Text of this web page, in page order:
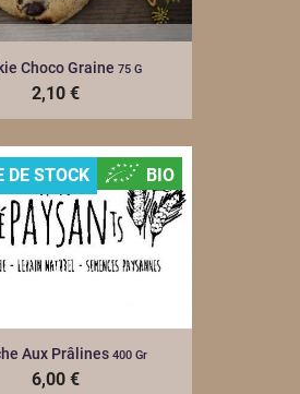
Choco Graine 75 G
2,10 €
Aux Prâlines 400 Gr
6,00 €
DE STOCK BIO